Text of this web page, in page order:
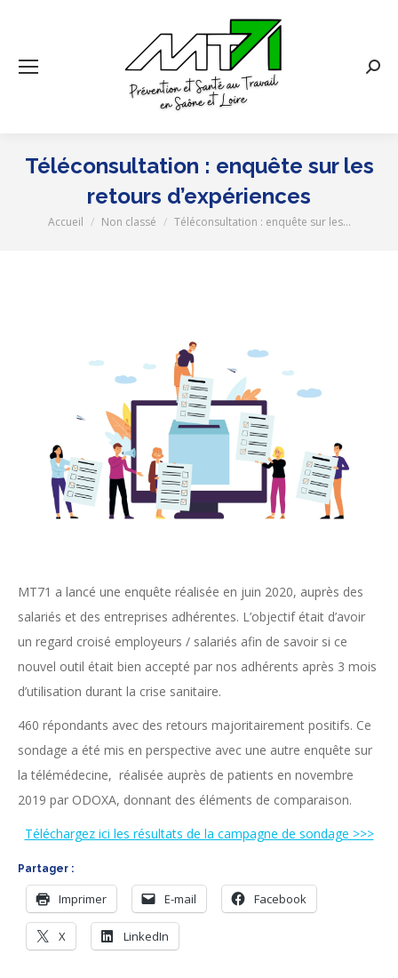
Téléconsultation : enquête sur les
retours d’expériences
Vous êtes ici :
Accueil Non classé Téléconsultation : enquête sur les…
MT71 a lancé une enquête réalisée en juin 2020, auprès des
salariés et des entreprises adhérentes. L’objectif était d’avoir
un regard croisé employeurs / salariés afin de savoir si ce
nouvel outil était bien accepté par nos adhérents après 3 mois
d’utilisation durant la crise sanitaire.
460 répondants avec des retours majoritairement positifs. Ce
sondage a été mis en perspective avec une autre enquête sur
la télémédecine, réalisée auprès de patients en novembre
2019 par ODOXA, donnant des éléments de comparaison.
Téléchargez ici les résultats de la campagne de sondage >>>
Partager :
Imprimer E-mail Facebook
X LinkedIn